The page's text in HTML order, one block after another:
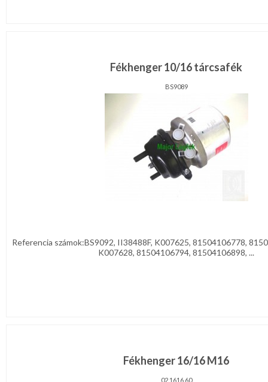
Fékhenger 10/16 tárcsafék
BS9089
Referencia számok:BS9092, II38488F, K007625, 81504106778,
K007628, 81504106794, 81504106898, ...
Fékhenger 16/16 M16
02.1616.60